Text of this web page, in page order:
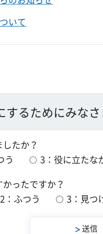
いて
するためにみな
たか？
う
3：役に立たな
ったですか？
2：ふつう 3：見つ